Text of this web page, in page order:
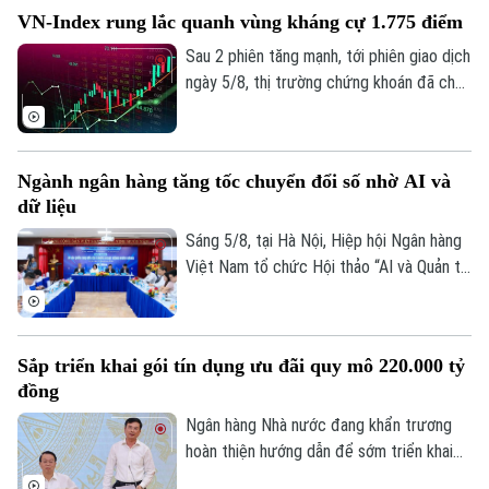
Golf
Sao
Điện ảnh
Thời trang
Âm nhạc
hơn cả giá vàng miếng SJC 1,4 triệu
đồng/lượng.
VN-Index rung lắc quanh vùng kháng cự 1.775 điểm
Sau 2 phiên tăng mạnh, tới phiên giao dịch
ngày 5/8, thị trường chứng khoán đã cho
giao dịch, VN-index giảm 0,77 điểm
index tăng 7,18 điểm (2,51%) lên 293,59
điểm.
Ngành ngân hàng tăng tốc chuyển đổi số nhờ AI và
dữ liệu
Sáng 5/8, tại Hà Nội, Hiệp hội Ngân hàng
Việt Nam tổ chức Hội thảo “AI và Quản trị
mại, doanh nghiệp công nghệ và chuyên
Sắp triển khai gói tín dụng ưu đãi quy mô 220.000 tỷ
đồng
Ngân hàng Nhà nước đang khẩn trương
hoàn thiện hướng dẫn để sớm triển khai